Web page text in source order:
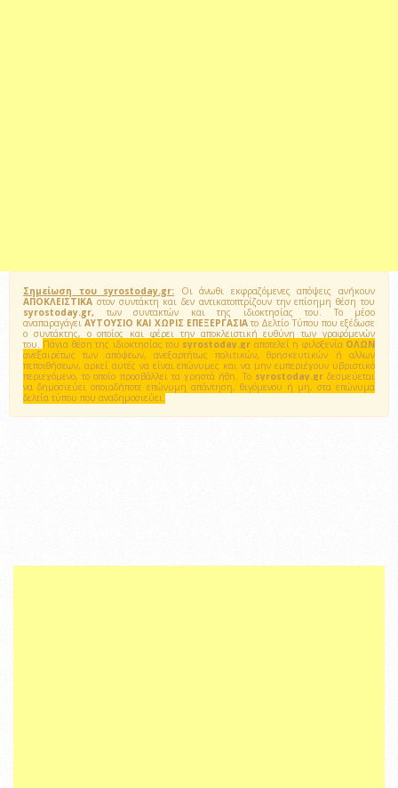
Σημείωση του syrostoday.gr: Οι άνωθι εκφραζόμενες απόψεις ανήκουν
ΑΠΟΚΛΕΙΣΤΙΚΑ στον συντάκτη και δεν αντικατοπτρίζουν την επίσημη θέση του
syrostoday.gr, των συντακτών και της ιδιοκτησίας του. Το μέσο
αναπαραγάγειΑΥΤΟΥΣΙΟ ΚΑΙ ΧΩΡΙΣ ΕΠΕΞΕΡΓΑΣΙΑτο Δελτίο Τύπου που εξέδωσε
ο συντάκτης, ο οποίος και φέρει την αποκλειστική ευθύνη των γραφόμενών
του. Πάγια θέση της ιδιοκτησίας του syrostoday.gr αποτελεί η φιλοξενία ΟΛΩΝ
ανεξαιρέτως των απόψεων, ανεξαρτήτως πολιτικών, θρησκευτικών ή αλλων
πεποιθήσεων, αρκεί αυτές να είναι επώνυμες και να μην εμπεριέχουν υβριστικό
περιεχόμενο, το οποίο προσβάλλει τα χρηστά ήθη. Το syrostoday.grδεσμεύεται
να δημοσιεύει οποιαδήποτε επώνυμη απάντηση, θιγόμενου ή μη, στα επώνυμα
δελτία τύπου που αναδημοσιεύει.